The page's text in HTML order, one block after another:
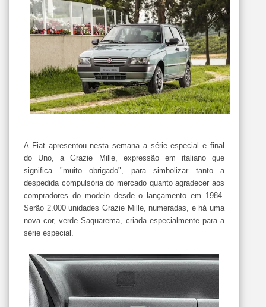
A Fiat apresentou nesta semana a série especial e final
do Uno, a Grazie Mille, expressão em italiano que
significa "muito obrigado", para simbolizar tanto a
despedida compulsória do mercado quanto agradecer aos
compradores do modelo desde o lançamento em 1984.
Serão 2.000 unidades Grazie Mille, numeradas, e há uma
nova cor, verde Saquarema, criada especialmente para a
série especial.